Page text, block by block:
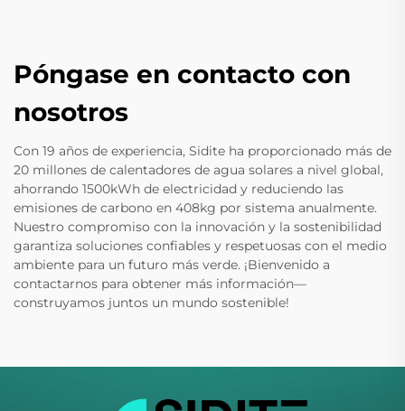
Póngase en contacto con
nosotros
Con 19 años de experiencia, Sidite ha proporcionado más de
20 millones de calentadores de agua solares a nivel global,
ahorrando 1500kWh de electricidad y reduciendo las
emisiones de carbono en 408kg por sistema anualmente.
Nuestro compromiso con la innovación y la sostenibilidad
garantiza soluciones confiables y respetuosas con el medio
ambiente para un futuro más verde. ¡Bienvenido a
contactarnos para obtener más información—
construyamos juntos un mundo sostenible!